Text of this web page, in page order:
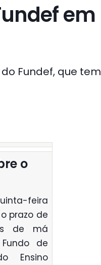
em
Fundef, que tem
o
feira
prazo de
de má
de
Ensino